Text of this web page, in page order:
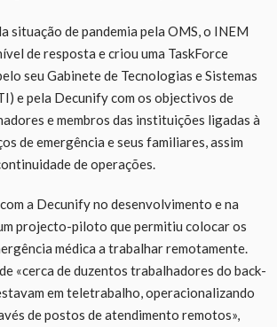
situação de pandemia pela OMS, o INEM
de resposta e criou uma TaskForce
seu Gabinete de Tecnologias e Sistemas
e pela Decunify com os objectivos de
e membros das instituições ligadas à
de emergência e seus familiares, assim
de operações.
a Decunify no desenvolvimento e na
projecto-piloto que permitiu colocar os
médica a trabalhar remotamente.
«cerca de duzentos trabalhadores do back-
em teletrabalho, operacionalizando
de postos de atendimento remotos»,